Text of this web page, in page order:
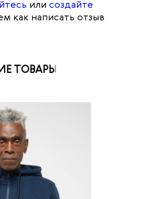
или создайте
как написать отзыв
ТОВАРЫ